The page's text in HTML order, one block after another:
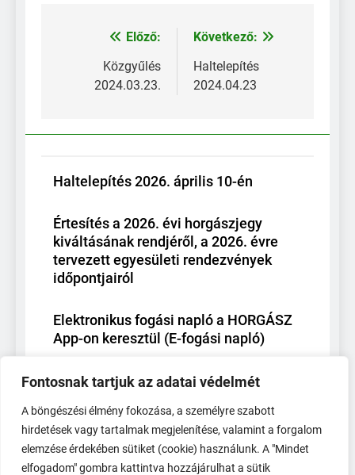
Fontosnak tartjuk az adatai védelmét
A böngészési élmény fokozása, a személyre szabott
hirdetések vagy tartalmak megjelenítése, valamint a forgalom
elemzése érdekében sütiket (cookie) használunk. A "Mindet
elfogadom" gombra kattintva hozzájárulhat a sütik
Bejegyzés
navigáció
Előző:
Közgyűlés
2024.03.23.
Következő:
Haltelepítés
2024.04.23
Haltelepítés 2026. április 10-én
Értesítés a 2026. évi horgászjegy
kiváltásának rendjéről, a 2026. évre
tervezett egyesületi rendezvények
időpontjairól
Elektronikus fogási napló a HORGÁSZ
App-on keresztül (E-fogási napló)
Haltelepítés – 2025.11.26